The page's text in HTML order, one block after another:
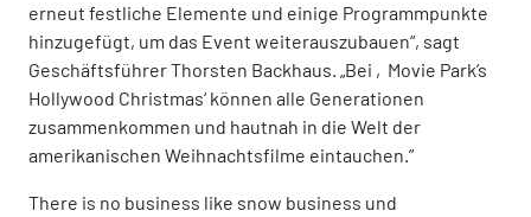
erneut festliche Elemente und einige Programmpunkte
hinzugefügt, um das Event weiterauszubauen“, sagt
Geschäftsführer Thorsten Backhaus. „Bei ‚Movie Park’s
Hollywood Christmas‘ können alle Generationen
zusammenkommen und hautnah in die Welt der
amerikanischen Weihnachtsfilme eintauchen.”
There is no business like snow business und